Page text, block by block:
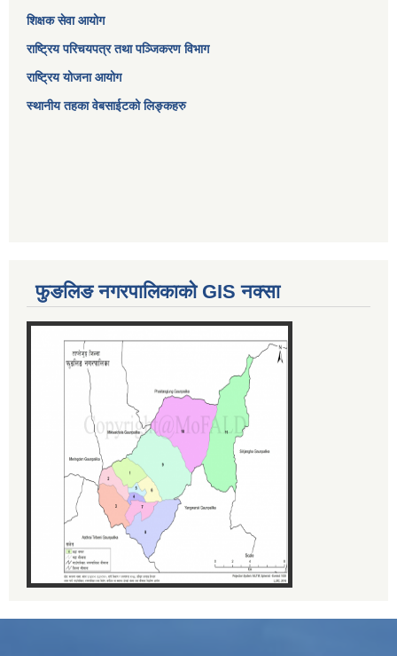
शिक्षक सेवा आयोग
राष्ट्रिय परिचयपत्र तथा पञ्जिकरण विभाग
राष्ट्रिय योजना आयोग
स्थानीय तहका वेबसाईटको लिङ्कहरु
फुङलिङ नगरपालिकाको GIS नक्सा